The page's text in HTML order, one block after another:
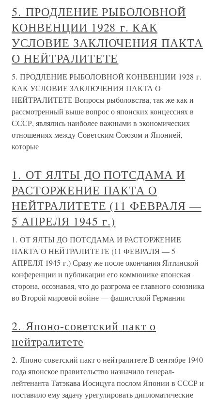
5. ПРОДЛЕНИЕ РЫБОЛОВНОЙ
КОНВЕНЦИИ 1928 г. КАК
УСЛОВИЕ ЗАКЛЮЧЕНИЯ ПАКТА
О НЕЙТРАЛИТЕТЕ
5. ПРОДЛЕНИЕ РЫБОЛОВНОЙ КОНВЕНЦИИ 1928 г.
КАК УСЛОВИЕ ЗАКЛЮЧЕНИЯ ПАКТА О
НЕЙТРАЛИТЕТЕ Вопросы рыболовства, так же как и
рассмотренный выше вопрос о японских концессиях в
СССР, являлись наиболее важными в экономических
отношениях между Советским Союзом и Японией,
которые
1. ОТ ЯЛТЫ ДО ПОТСДАМА И
РАСТОРЖЕНИЕ ПАКТА О
НЕЙТРАЛИТЕТЕ (11 ФЕВРАЛЯ —
5 АПРЕЛЯ 1945 г.)
1. ОТ ЯЛТЫ ДО ПОТСДАМА И РАСТОРЖЕНИЕ
ПАКТА О НЕЙТРАЛИТЕТЕ (11 ФЕВРАЛЯ — 5
АПРЕЛЯ 1945 г.) Сразу же после окончания Ялтинской
конференции и публикации его коммюнике японская
сторона, осознавая, что до разгрома ее главного союзника
во Второй мировой войне — фашистской Германии
2. Японо-советский пакт о
нейтралитете
2. Японо-советский пакт о нейтралитете В сентябре 1940
года японское правительство назначило генерал-
лейтенанта Татэкава Иосицуга послом Японии в СССР и
поставило ему задачу урегулировать дипломатические